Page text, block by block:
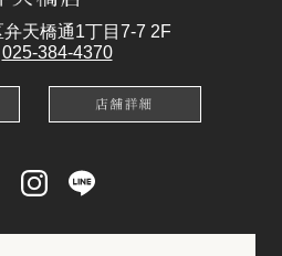
天橋通1丁目7-7 2F
025-384-4370